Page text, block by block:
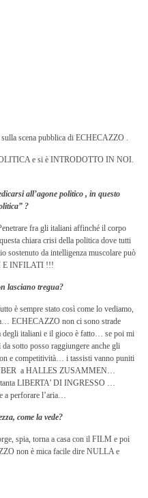
scena pubblica di ECHECAZZO .
e si è INTRODOTTO IN NOI.
all’agone politico , in questo
?
fra gli italiani affinché il corpo
chiara crisi della politica dove tutti
sostenuto da intelligenza muscolare può
E INFILATI !!!
lasciano tregua?
è sempre stato così come lo vediamo,
ECHECAZZO non ci sono strade
degli italiani e il gioco è fatto… se poi mi
sotto posso raggiungere anche gli
e competitività… i tassisti vanno puniti
a HALLES ZUSAMMEN…
LIBERTA’ DI INGRESSO …
perforare l’aria…
come la vede?
spia, torna a casa con il FILM e poi
non è mica facile dire NULLA e